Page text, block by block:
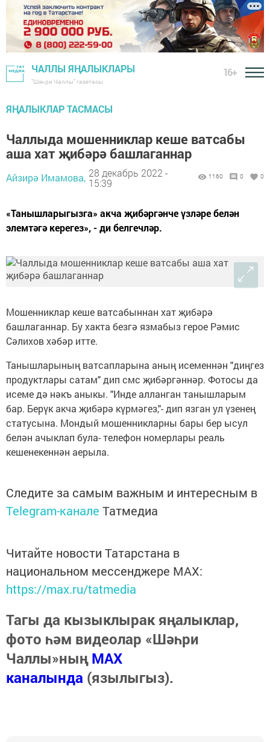
ЧАЛЛЫ ЯҢАЛЫКЛАРЫ
"Шәһри Чаллы" газетасы
16+
ЯҢАЛЫКЛАР ТАСМАСЫ
Чаллыда мошенниклар кеше ватсабы
аша хат җибәрә башлаганнар
Айзирә Имамова, 28 декабрь 2022 -
15:39
1160 0 0
«Танышларыгызга» акча җибәргәнче үзләре белән
элемтәгә керегез», - ди белгечләр.
Мошенниклар кеше ватсабыннан хат җибәрә
башлаганнар. Бу хакта безгә язмабыз герое Рәмис
Сәлихов хәбәр итте.
Танышларының ватсапларына аның исеменнән "диңгез
продуктлары сатам" дип смс җибәргәннәр. Фотосы да
исеме дә нәкъ аныкы. "Инде алланган танышларым
бар. Берүк акча җибәрә күрмәгез,"- дип язган ул үзенең
статусына. Мондый мошенникларны бары бер ысул
белән ачыклап була- телефон номерлары реаль
кешенекеннән аерыла.
Следите за самым важным и интересным в
Telegram-канале Татмедиа
Читайте новости Татарстана в
национальном мессенджере MАХ:
https://max.ru/tatmedia
Тагы да кызыклырак яңалыклар,
фото һәм видеолар «Шәһри
Чаллы»ныңMAX
каналында (язылыгыз).